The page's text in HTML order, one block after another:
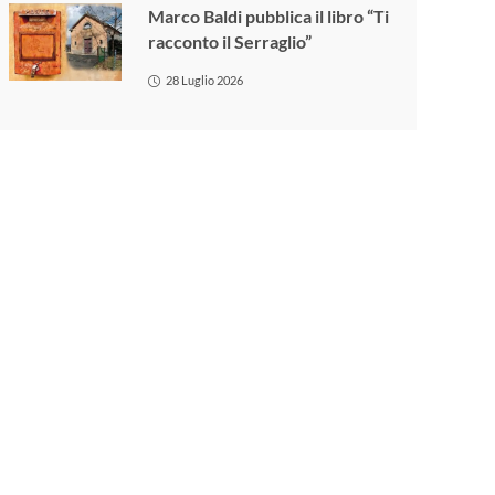
Marco Baldi pubblica il libro “Ti
racconto il Serraglio”
28 Luglio 2026